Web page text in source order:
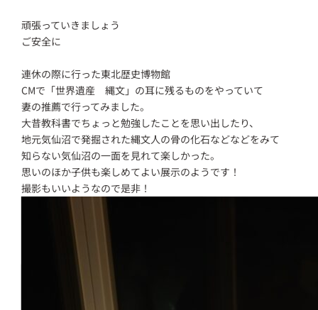
頑張っていきましょう
ご安全に
連休の際に行った東北歴史博物館
CMで「世界遺産 縄文」の耳に残るものをやっていて
妻の推薦で行ってみました。
大昔教科書でちょっと勉強したことを思い出したり、
地元気仙沼で発掘された縄文人の骨の化石などなどをみて
知らない気仙沼の一面を見れて楽しかった。
思いのほか子供も楽しめてよい展示のようです！
撮影もいいようなので是非！